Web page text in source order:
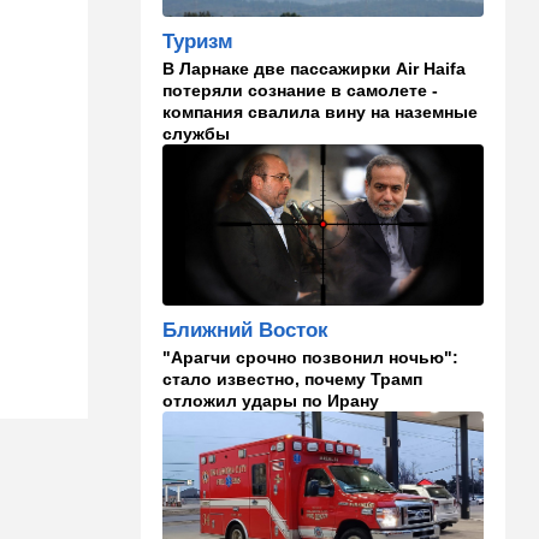
09:00 В мире
Детали инцидента в
аэропорту Лейпцига: чудо
спасло от чудовищного
взрыва
В мире
Подросток открыл огонь в
школе под Бангкоком:
погибли семь человек
07:55 Израиль
Израиль разрабатывает
собственный малозаметный
боевой беспилотник нового
поколения
07:50 Ближний Восток
Стоп Израилю, стоп
Америке: в Иране готовят
законопроект по Ормузу
Туризм
В Ларнаке две пассажирки Air Haifa
потеряли сознание в самолете -
компания свалила вину на наземные
службы
Ближний Восток
"Арагчи срочно позвонил ночью":
стало известно, почему Трамп
отложил удары по Ирану